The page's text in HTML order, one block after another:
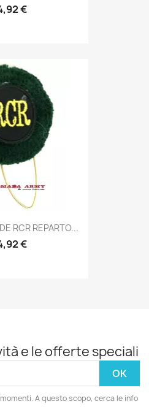
€
RCR REPARTO...
€
e le offerte speciali
A questo scopo, cerca le info